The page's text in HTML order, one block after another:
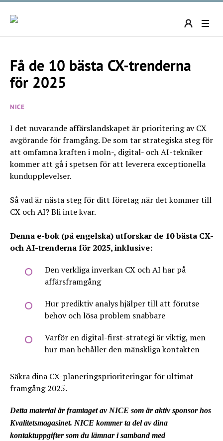
Få de 10 bästa CX-trenderna
för 2025
NICE
I det nuvarande affärslandskapet är prioritering av CX
avgörande för framgång. De som tar strategiska steg för
att omfamna kraften i moln-, digital- och AI-tekniker
kommer att gå i spetsen för att leverera exceptionella
kundupplevelser.
Så vad är nästa steg för ditt företag när det kommer till
CX och AI? Bli inte kvar.
Denna e-bok (på engelska) utforskar de 10 bästa CX-
och AI-trenderna för 2025, inklusive:
Den verkliga inverkan CX och AI har på
affärsframgång
Hur prediktiv analys hjälper till att förutse
behov och lösa problem snabbare
Varför en digital-first-strategi är viktig, men
hur man behåller den mänskliga kontakten
Säkra dina CX-planeringsprioriteringar för ultimat
framgång 2025.
Detta material är framtaget av NICE som är aktiv sponsor hos
Kvalitetsmagasinet. NICE kommer ta del av dina
kontaktuppgifter som du lämnar i samband med